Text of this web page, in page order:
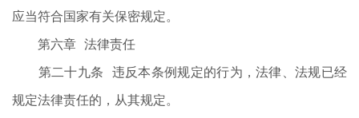
应当符合国家有关保密规定。
第六章 法律责任
第二十九条 违反本条例规定的行为，法律、法规已经
规定法律责任的，从其规定。